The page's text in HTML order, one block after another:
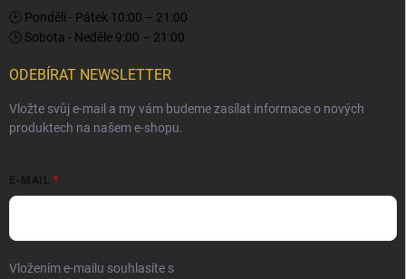
🕒 Pondělí - Pátek 10:00 – 21:00
🕒 Sobota - Neděle 9:00 – 21:00
ODEBÍRAT NEWSLETTER
Vložte svůj e-mail a my vám budeme zasílat informace o nových
produktech na našem e-shopu.
E-MAIL
Vložením e-mailu souhlasíte s